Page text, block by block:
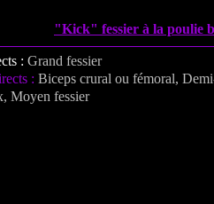
"Kick" fessier à la poulie
: Grand fessier
: Biceps crural ou fémoral,
Moyen fessier